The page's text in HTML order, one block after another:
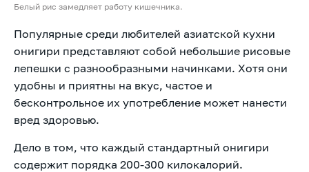
Белый рис замедляет работу кишечника.
Популярные среди любителей азиатской кухни
онигири представляют собой небольшие рисовые
лепешки с разнообразными начинками. Хотя они
удобны и приятны на вкус, частое и
бесконтрольное их употребление может нанести
вред здоровью.
Дело в том, что каждый стандартный онигири
содержит порядка 200-300 килокалорий.